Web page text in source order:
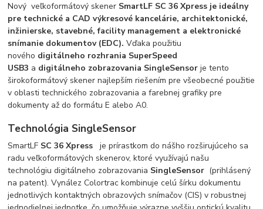
Nový veľkoformátový skener SmartLF SC 36 Xpress je ideálny
pre technické a CAD výkresové kancelárie, architektonické,
inžinierske, stavebné, facility management a elektronické
snímanie dokumentov (EDC).Vďaka použitiu
nového digitálneho rozhrania SuperSpeed ​​
USB3 a digitálneho zobrazovania SingleSensor je tento
širokoformátový skener najlepším riešením pre všeobecné použitie
v oblasti technického zobrazovania a farebnej grafiky pre
dokumenty až do formátu E alebo A0.
Technológia SingleSensor
SmartLF SC 36 Xpress
je prírastkom do nášho rozširujúceho sa
radu veľkoformátových skenerov, ktoré využívajú našu
technológiu digitálneho zobrazovania SingleSensor (prihlásený
na patent). Vynález Colortrac kombinuje celú šírku dokumentu
jednotlivých kontaktných obrazových snímačov (CIS) v robustnej